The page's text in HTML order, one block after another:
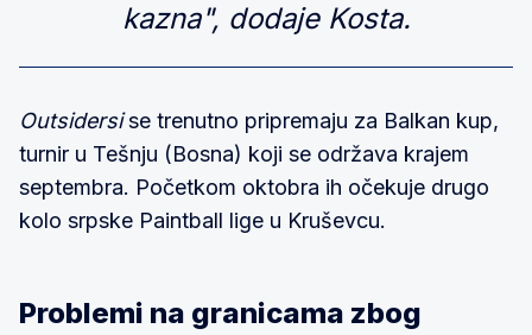
kazna", dodaje Kosta.
Outsidersise trenutno pripremaju za Balkan kup,
turnir u Tešnju (Bosna) koji se održava krajem
septembra. Početkom oktobra ih očekuje drugo
kolo srpske Paintball lige u Kruševcu.
Problemi na granicama zbog